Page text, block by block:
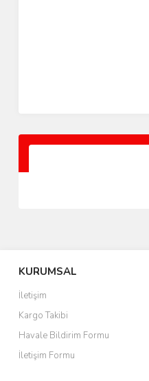
KURUMSAL
İletişim
Kargo Takibi
Havale Bildirim Formu
İletişim Formu